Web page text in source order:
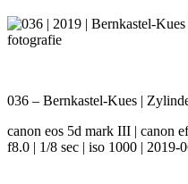
036 – Bernkastel-Kues |
canon eos 5d mark III | canon
f8.0 | 1/8 sec | iso 1000 | 2019-